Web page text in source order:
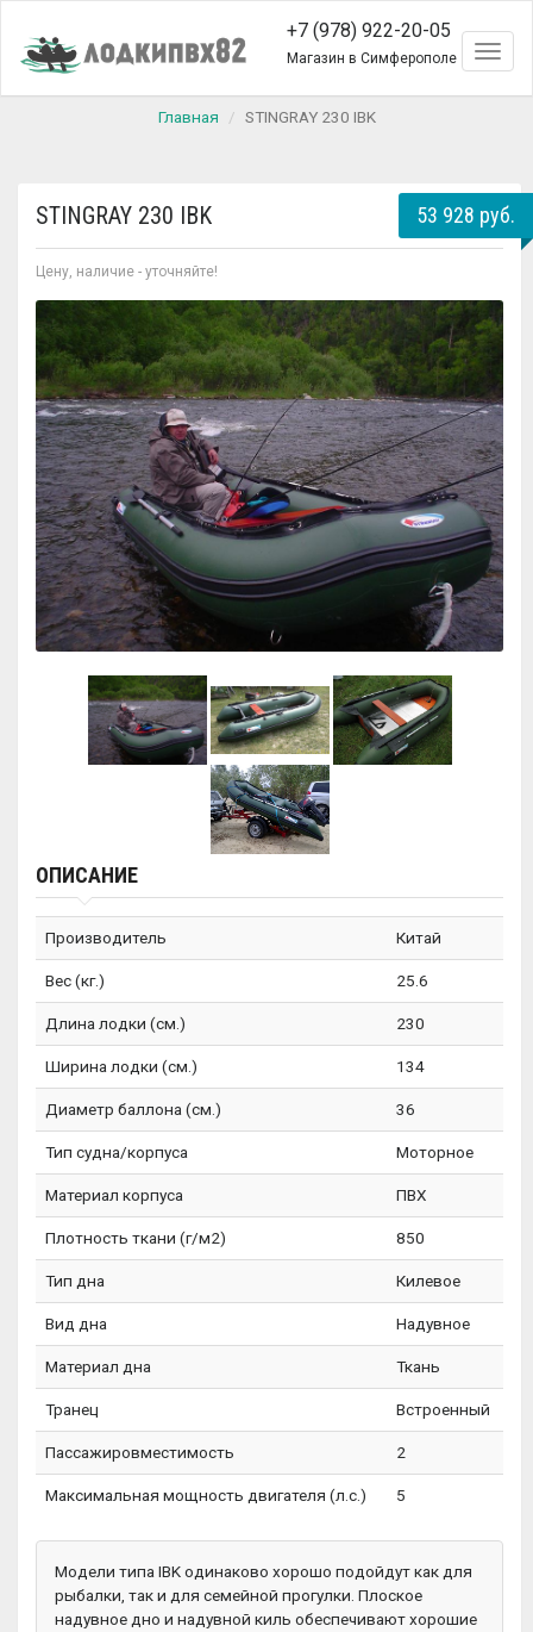
+7 (978) 922-20-05
Магазин в Симферополе
Главная STINGRAY 230 IBK
STINGRAY 230 IBK
Цену, наличие - уточняйте!
53 928 руб.
ОПИСАНИЕ
Производитель Китай
Вес (кг.) 25.6
Длина лодки (см.) 230
Ширина лодки (см.) 134
Диаметр баллона (см.) 36
Тип судна/корпуса Моторное
Материал корпуса ПВХ
Плотность ткани (г/м2) 850
Тип дна Килевое
Вид дна Надувное
Материал дна Ткань
Транец Встроенный
Пассажировместимость 2
Максимальная мощность двигателя (л.с.) 5
Модели типа IBK одинаково хорошо подойдут как для
рыбалки, так и для семейной прогулки. Плоское
надувное дно и надувной киль обеспечивают хорошие